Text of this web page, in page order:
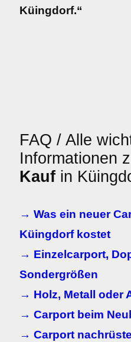
Küingdorf.“
FAQ / Alle
Informationen
Kauf in
→ Was ein neuer
Küingdorf kostet
→ Einzelcarport,
Sondergrößen
→ Holz, Metall oder
→ Carport beim
→ Carport